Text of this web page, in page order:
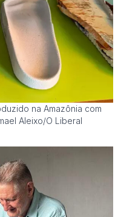
na Amazônia com
Aleixo/O Liberal